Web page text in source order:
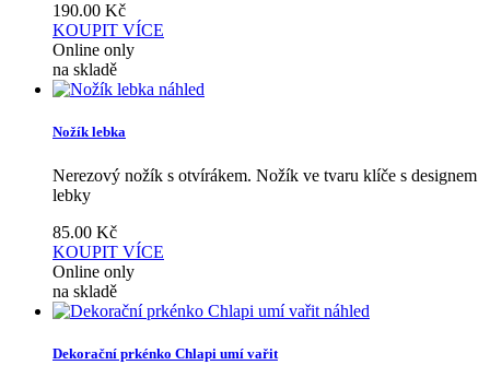
190.00 Kč
KOUPIT VÍCE
Online only
na skladě
náhled
Nožík lebka
Nerezový nožík s otvírákem. Nožík ve tvaru klíče s designem
lebky
85.00 Kč
KOUPIT VÍCE
Online only
na skladě
náhled
Dekorační prkénko Chlapi umí vařit